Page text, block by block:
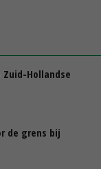
Hollandse
de grens bij